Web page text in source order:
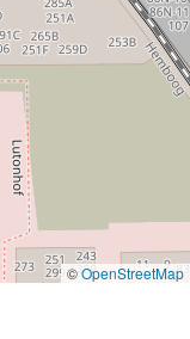
©OpenStreetMap